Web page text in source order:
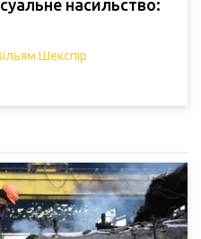
насильство:
Шекспір